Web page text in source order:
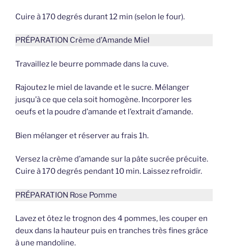
Cuire à 170 degrés durant 12 min (selon le four).
PRÉPARATION Crème d’Amande Miel
Travaillez le beurre pommade dans la cuve.
Rajoutez le miel de lavande et le sucre. Mélanger
jusqu’à ce que cela soit homogène. Incorporer les
oeufs et la poudre d’amande et l’extrait d’amande.
Bien mélanger et réserver au frais 1h.
Versez la crème d’amande sur la pâte sucrée précuite.
Cuire à 170 degrés pendant 10 min. Laissez refroidir.
PRÉPARATION Rose Pomme
Lavez et ôtez le trognon des 4 pommes, les couper en
deux dans la hauteur puis en tranches très fines grâce
à une mandoline.